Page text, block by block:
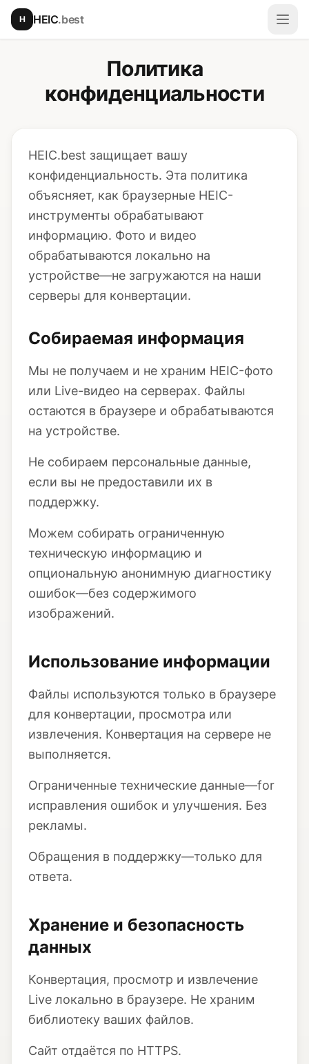
Перейти к основному содержимому
H HEIC.best
Политика
конфиденциальности
HEIC.best защищает вашу
конфиденциальность. Эта политика
объясняет, как браузерные HEIC-
инструменты обрабатывают
информацию. Фото и видео
обрабатываются локально на
устройстве—не загружаются на наши
серверы для конвертации.
Собираемая информация
Мы не получаем и не храним HEIC-фото
или Live-видео на серверах. Файлы
остаются в браузере и обрабатываются
на устройстве.
Не собираем персональные данные,
если вы не предоставили их в
поддержку.
Можем собирать ограниченную
техническую информацию и
опциональную анонимную диагностику
ошибок—без содержимого
изображений.
Использование информации
Файлы используются только в браузере
для конвертации, просмотра или
извлечения. Конвертация на сервере не
выполняется.
Ограниченные технические данные—for
исправления ошибок и улучшения. Без
рекламы.
Обращения в поддержку—только для
ответа.
Хранение и безопасность
данных
Конвертация, просмотр и извлечение
Live локально в браузере. Не храним
библиотеку ваших файлов.
Сайт отдаётся по HTTPS.